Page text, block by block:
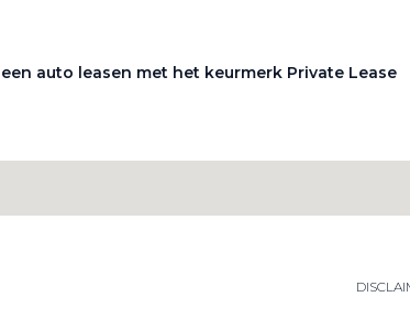
auto leasen met het keurmerk Private Lease